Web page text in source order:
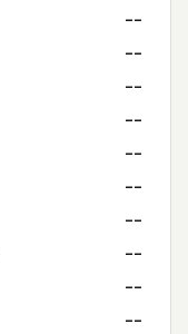
--
--
--
--
--
--
--
--
--
--